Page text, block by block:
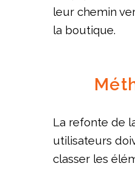
leur chemin
la boutique.
La refonte de
utilisateurs
classer les